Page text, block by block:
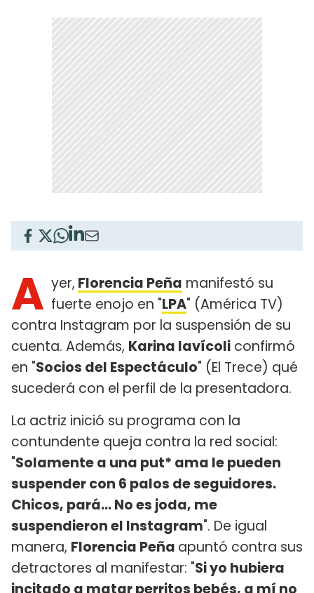
A yer, Florencia Peña manifestó su
fuerte enojo en "LPA" (América TV)
contra Instagram por la suspensión de su
cuenta. Además, Karina Iavícoli confirmó
en "Socios del Espectáculo" (El Trece) qué
sucederá con el perfil de la presentadora.
La actriz inició su programa con la
contundente queja contra la red social:
"Solamente a una put* ama le pueden
suspender con 6 palos de seguidores.
Chicos, pará... No es joda, me
suspendieron el Instagram". De igual
manera, Florencia Peña apuntó contra sus
detractores al manifestar: "Si yo hubiera
incitado a matar perritos bebés, a mí no